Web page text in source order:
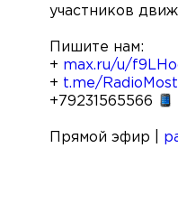
участников
Пишите нам:
+ max.ru/u/
+ t.me/RadioMost
+79231565566
Прямой эфир |